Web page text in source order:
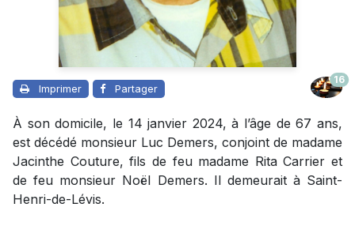
Imprimer Partager
16
À son domicile, le 14 janvier 2024, à l’âge de 67 ans,
est décédé monsieur Luc Demers, conjoint de madame
Jacinthe Couture, fils de feu madame Rita Carrier et
de feu monsieur Noël Demers. Il demeurait à Saint-
Henri-de-Lévis.